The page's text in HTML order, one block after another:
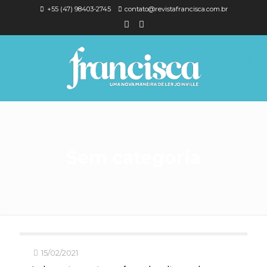
+55 (47) 98403-2745 contato@revistafrancisca.com.br
15/02/2021